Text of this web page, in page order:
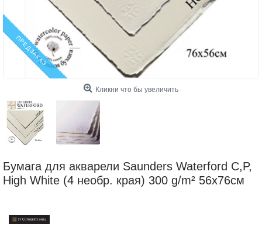
ПРЕДЗАКАЗ
Кликни что бы увеличить
Бумага для акварели Saunders Waterford C,P,
High White (4 необр. края) 300 g/m² 56x76см